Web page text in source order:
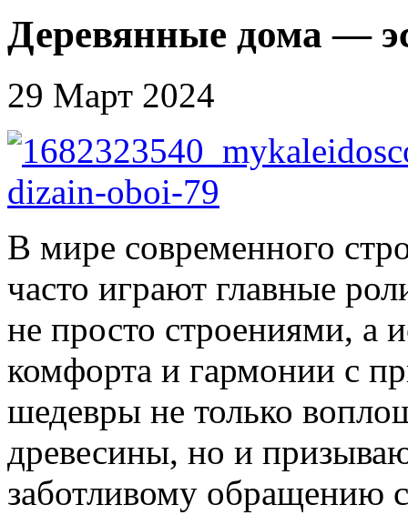
Деревянные дома —
29 Март 2024
В мире современного
часто играют главные
не просто строениями, а
комфорта и гармонии с
шедевры не только
древесины, но и
заботливому обращению